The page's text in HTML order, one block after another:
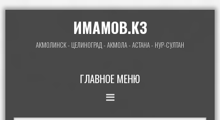
ИМАМОВ.КЗ
АКМОЛИНСК - ЦЕЛИНОГРАД - АКМОЛА - АСТАНА - НУР-СУЛТАН
ГЛАВНОЕ МЕНЮ